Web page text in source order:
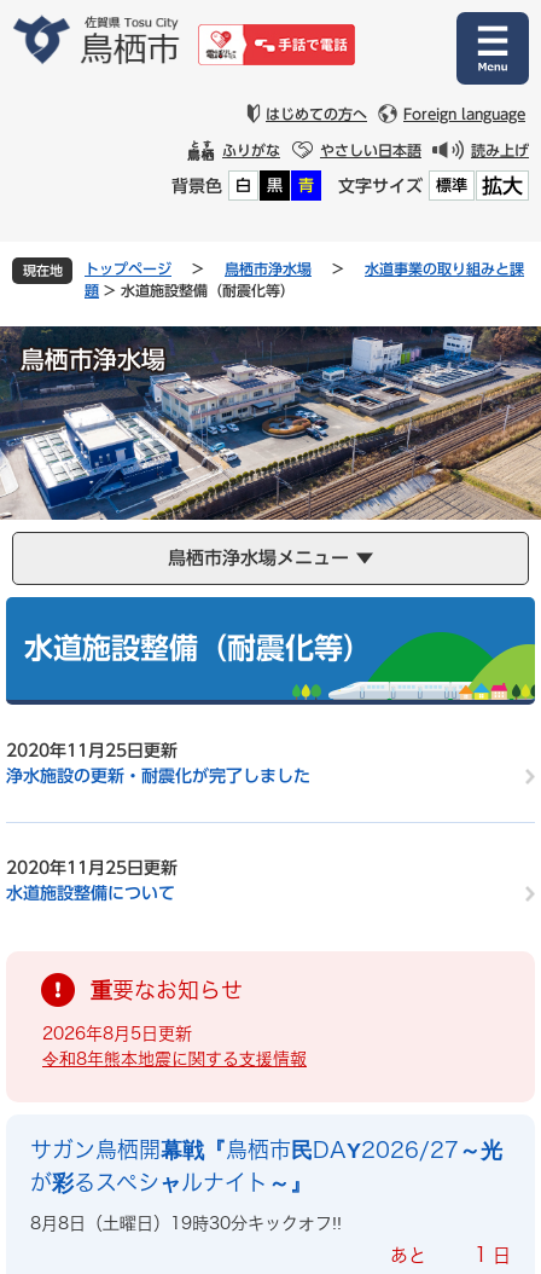
文
はじめての方へ Foreign language
ふりがな やさしい日本語 読み上げ
背景色 白 黒 青 文字サイズ 標準 拡大
現在地 トップページ > 鳥栖市浄水場 >
水道事業の取り組みと課
題 > 水道施設整備（耐震化等）
鳥栖市浄水場メニュー
水道施設整備（耐震化等）
2020年11月25日更新
浄水施設の更新・耐震化が完了しました
2020年11月25日更新
水道施設整備について
重要なお知らせ
2026年8月5日更新
令和8年熊本地震に関する支援情報
サガン鳥栖開幕戦『鳥栖市民DAY2026/27～光
が彩るスペシャルナイト～』
8月8日（土曜日）19時30分キックオフ!!
あと 1 日